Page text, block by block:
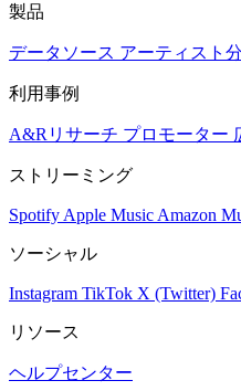
製品
データソース アーティスト
利用事例
A&Rリサーチ プロモーター
ストリーミング
Spotify Apple Music Amazon
ソーシャル
Instagram TikTok X (Twitter)
リソース
ヘルプセンター